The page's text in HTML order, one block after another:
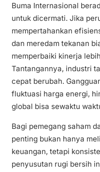
Buma Internasional
untuk dicermati. Jika
mempertahankan
dan meredam tekanan
memperbaiki kinerja
Tantangannya, industri
cepat berubah.
fluktuasi harga energi,
global bisa sewaktu
Bagi pemegang saham
penting bukan hanya
keuangan, tetapi
penyusutan rugi bersih